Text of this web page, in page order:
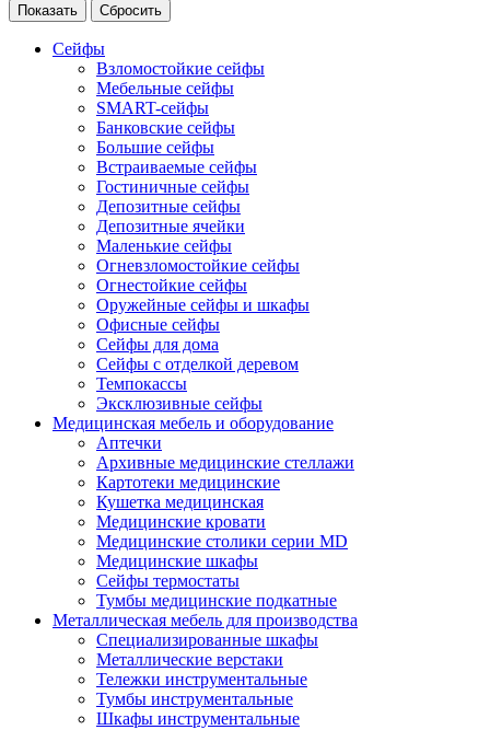
Сейфы
Взломостойкие сейфы
Мебельные сейфы
SMART-сейфы
Банковские сейфы
Большие сейфы
Встраиваемые сейфы
Гостиничные сейфы
Депозитные сейфы
Депозитные ячейки
Маленькие сейфы
Огневзломостойкие сейфы
Огнестойкие сейфы
Оружейные сейфы и шкафы
Офисные сейфы
Сейфы для дома
Сейфы с отделкой деревом
Темпокассы
Эксклюзивные сейфы
Медицинская мебель и оборудование
Аптечки
Архивные медицинские стеллажи
Картотеки медицинские
Кушетка медицинская
Медицинские кровати
Медицинские столики серии MD
Медицинские шкафы
Сейфы термостаты
Тумбы медицинские подкатные
Металлическая мебель для производства
Cпециализированные шкафы
Металлические верстаки
Тележки инструментальные
Тумбы инструментальные
Шкафы инструментальные